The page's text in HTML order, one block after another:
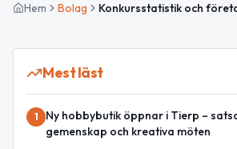
Hem Bolag
Mest läst
1
Ny hobbybutik öppnar i Tierp –
gemenskap och kreativa möten